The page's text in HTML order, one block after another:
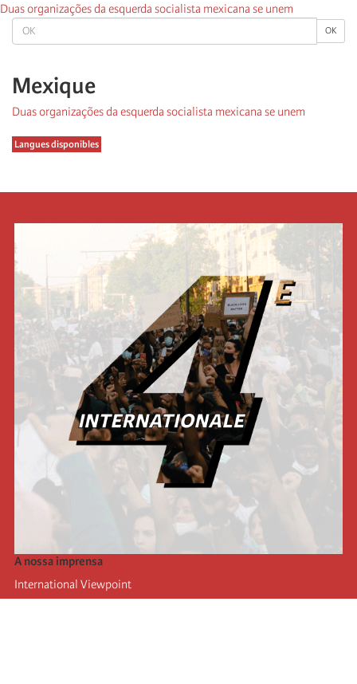
OK OK
Mexique
Duas organizações da esquerda socialista mexicana se unem
Langues disponibles
Duas organizações da esquerda socialista mexicana se unem
A nossa imprensa
International Viewpoint